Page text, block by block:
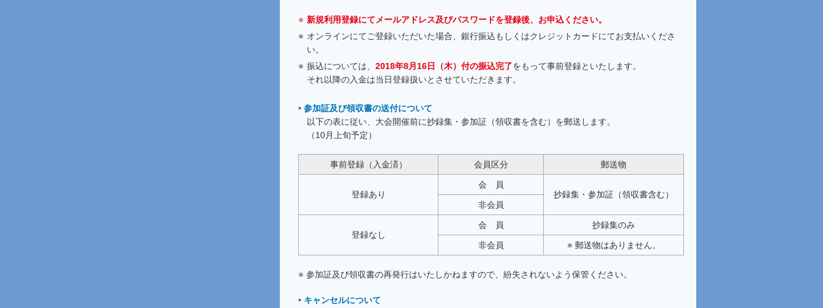
※ 新規利用登録にてメールアドレス及びパスワードを登録後、お申込ください。
※ オンラインにてご登録いただいた場合、銀行振込もしくはクレジットカードにてお支払いくださ
い。
※ 振込については、 2018年8月16日（木）付の振込完了をもって事前登録といたします。
それ以降の入金は当日登録扱いとさせていただきます。
• 参加証及び領収書の送付について
以下の表に従い、大会開催前に抄録集・参加証（領収書を含む）を郵送します。
（10月上旬予定）
事前登録（入金済） 会員区分 郵送物
登録あり
会 員
抄録集・参加証（領収書含む）
非会員
登録なし
会 員 抄録集のみ
非会員 ※ 郵送物はありません。
※ 参加証及び領収書の再発行はいたしかねますので、紛失されないよう保管ください。
• キャンセルについて